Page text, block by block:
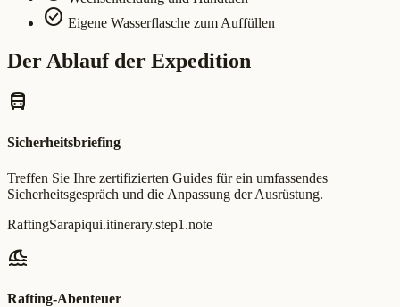
check_circle Eigene Wasserflasche zum Auffüllen
Der Ablauf der Expedition
directions_bus
Sicherheitsbriefing
Treffen Sie Ihre zertifizierten Guides für ein umfassendes
Sicherheitsgespräch und die Anpassung der Ausrüstung.
RaftingSarapiqui.itinerary.step1.note
tsunami
Rafting-Abenteuer